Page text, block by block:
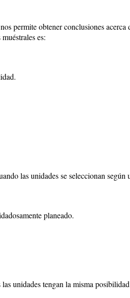
permite obtener conclusiones
es:
las unidades se seleccionan según
planeado.
unidades tengan la misma